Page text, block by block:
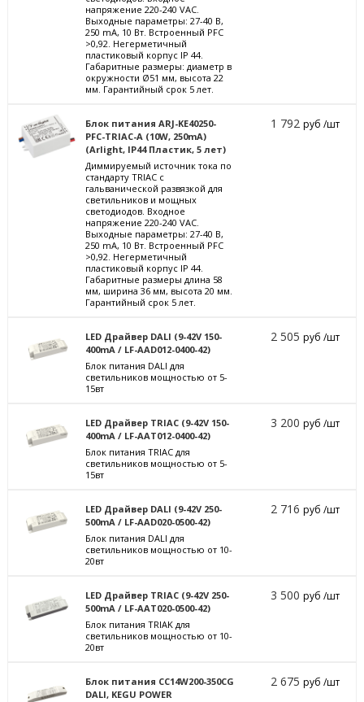
напряжение 220-240 VAC.
Выходные параметры: 27-40 В,
250 mА, 10 Вт. Встроенный PFC
>0,92. Негерметичный
пластиковый корпус IP 44.
Габаритные размеры: диаметр в
окружности Ø51 мм, высота 22
мм. Гарантийный срок 5 лет.
Блок питания ARJ-KE40250-
PFC-TRIAC-A (10W, 250mA)
(Arlight, IP44 Пластик, 5 лет)
Диммируемый источник тока по
стандарту TRIAC с
гальванической развязкой для
светильников и мощных
светодиодов. Входное
напряжение 220-240 VAC.
Выходные параметры: 27-40 В,
250 mА, 10 Вт. Встроенный PFC
>0,92. Негерметичный
пластиковый корпус IP 44.
Габаритные размеры длина 58
мм, ширина 36 мм, высота 20 мм.
Гарантийный срок 5 лет.
1 792руб /шт
LED Драйвер DALI (9-42V 150-
400mA / LF-AAD012-0400-42)
Блок питания DALI для
светильников мощностью от 5-
15вт
2 505руб /шт
LED Драйвер TRIAC (9-42V 150-
400mA / LF-AAT012-0400-42)
Блок питания TRIAC для
светильников мощностью от 5-
15вт
3 200руб /шт
LED Драйвер DALI (9-42V 250-
500mA / LF-AAD020-0500-42)
Блок питания DALI для
светильников мощностью от 10-
20вт
2 716руб /шт
LED Драйвер TRIAC (9-42V 250-
500mA / LF-AAT020-0500-42)
Блок питания TRIAK для
светильников мощностью от 10-
20вт
3 500руб /шт
Блок питания CC14W200-350CG
DALI, KEGU POWER
2 675руб /шт